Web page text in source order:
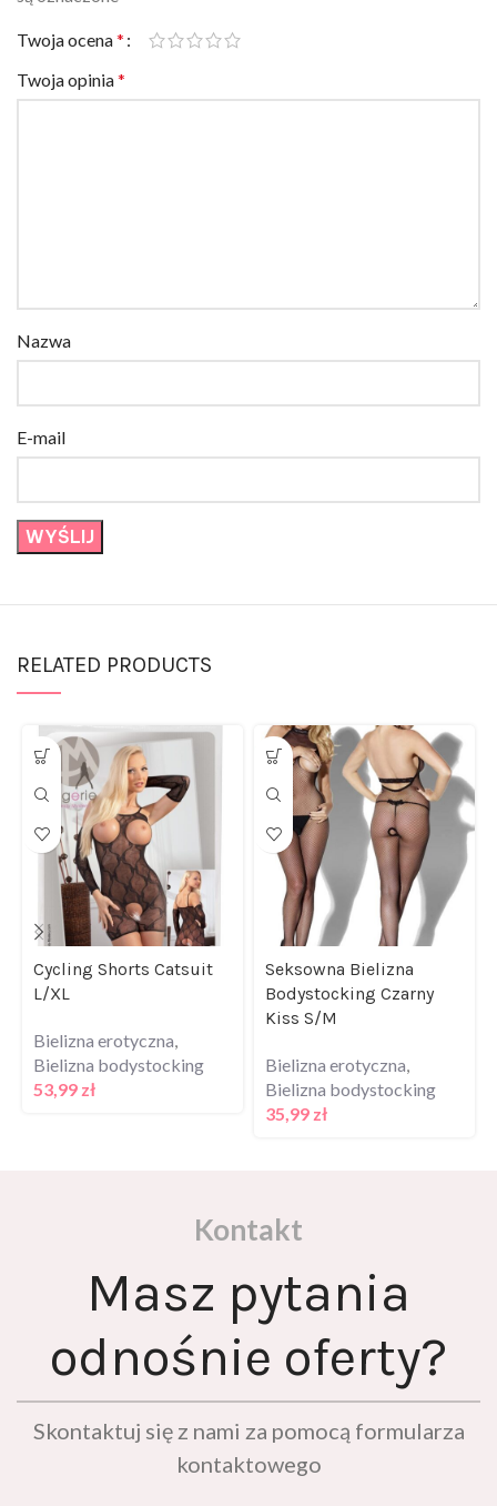
Twoja ocena *
Twoja opinia *
Nazwa
E-mail
RELATED PRODUCTS
Cycling Shorts Catsuit
L/XL
Bielizna erotyczna
Bielizna bodystocking
53,99
zł
Seksowna Bielizna
Bodystocking Czarny
Kiss S/M
Bielizna erotyczna
Bielizna bodystocking
35,99
zł
Kontakt
Masz pytania
odnośnie oferty?
Skontaktuj się z nami za pomocą formularza
kontaktowego